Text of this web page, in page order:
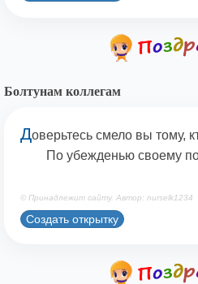
Болтунам коллегам
Доверьтесь смело вы тому,
По убежденью своему
© Принадлежит сайту. Автор: nurselk1234
Создать открытку